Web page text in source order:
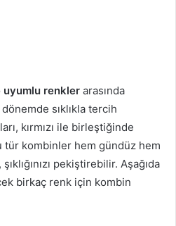
uyumlu renkler arasında
sıklıkla tercih
kırmızı ile birleştiğinde
tür kombinler hem gündüz hem
pekiştirebilir. Aşağıda
birkaç renk için kombin